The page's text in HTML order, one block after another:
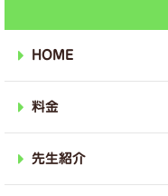
HOME
料金
先生紹介